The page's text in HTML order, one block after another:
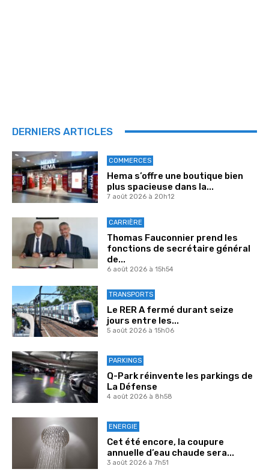
DERNIERS ARTICLES
COMMERCES
Hema s’offre une boutique bien
plus spacieuse dans la...
7 août 2026 à 20h12
CARRIÈRE
Thomas Fauconnier prend les
fonctions de secrétaire général
de...
6 août 2026 à 15h54
TRANSPORTS
Le RER A fermé durant seize
jours entre les...
5 août 2026 à 15h06
PARKINGS
Q-Park réinvente les parkings de
La Défense
4 août 2026 à 8h58
ENERGIE
Cet été encore, la coupure
annuelle d’eau chaude sera...
3 août 2026 à 7h51